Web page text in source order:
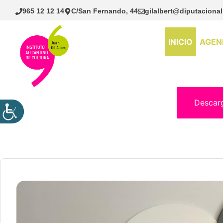
Saltar
965 12 12 14 C/San Fernando, 44
INICIO